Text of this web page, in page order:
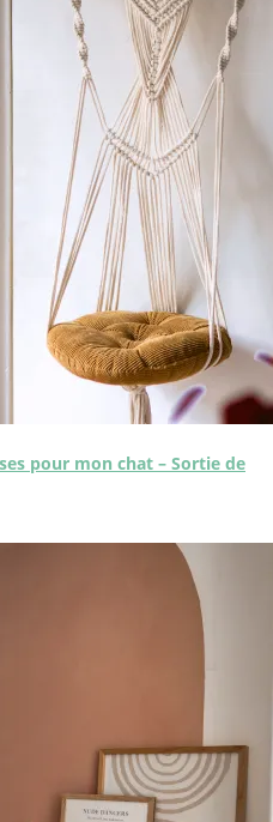
pour mon chat – Sortie de